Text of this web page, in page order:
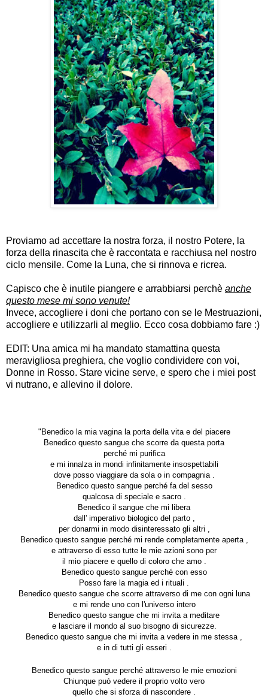
Proviamo ad accettare la nostra forza, il nostro Potere, la
forza della rinascita che è raccontata e racchiusa nel nostro
ciclo mensile. Come la Luna, che si rinnova e ricrea.
Capisco che è inutile piangere e arrabbiarsi perchè anche
questo mese mi sono venute!
Invece, accogliere i doni che portano con se le Mestruazioni,
accogliere e utilizzarli al meglio. Ecco cosa dobbiamo fare :)
EDIT: Una amica mi ha mandato stamattina questa
meravigliosa preghiera, che voglio condividere con voi,
Donne in Rosso. Stare vicine serve, e spero che i miei post
vi nutrano, e allevino il dolore.
"Benedico la mia vagina la porta della vita e del piacere
Benedico questo sangue che scorre da questa porta
perché mi purifica
e mi innalza in mondi infinitamente insospettabili
dove posso viaggiare da sola o in compagnia .
Benedico questo sangue perché fa del sesso
qualcosa di speciale e sacro .
Benedico il sangue che mi libera
dall' imperativo biologico del parto ,
per donarmi in modo disinteressato gli altri ,
Benedico questo sangue perché mi rende completamente aperta ,
e attraverso di esso tutte le mie azioni sono per
il mio piacere e quello di coloro che amo .
Benedico questo sangue perché con esso
Posso fare la magia ed i rituali .
Benedico questo sangue che scorre attraverso di me con ogni luna
e mi rende uno con l'universo intero
Benedico questo sangue che mi invita a meditare
e lasciare il mondo al suo bisogno di sicurezze.
Benedico questo sangue che mi invita a vedere in me stessa ,
e in di tutti gli esseri .
Benedico questo sangue perché attraverso le mie emozioni
Chiunque può vedere il proprio volto vero
quello che si sforza di nascondere .